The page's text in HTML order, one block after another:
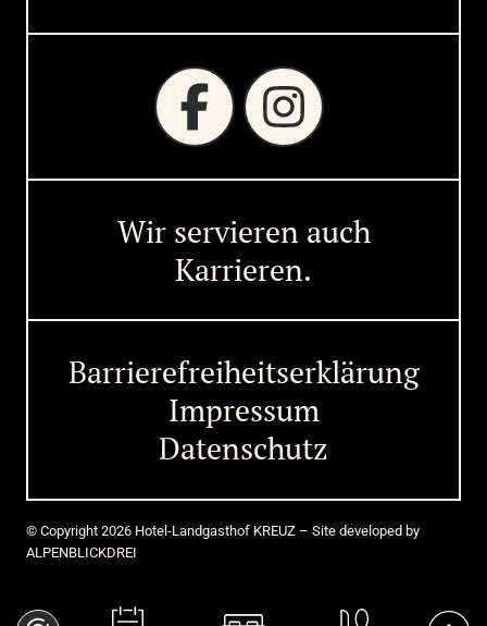
Wir servieren auch
Karrieren.
Barrierefreiheitserklärung
Impressum
Datenschutz
© Copyright 2026 Hotel-Landgasthof KREUZ – Site developed by
ALPENBLICKDREI